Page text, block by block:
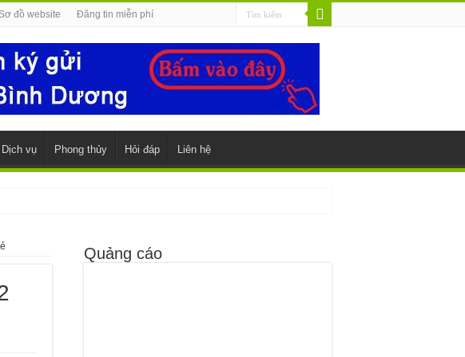
Sơ đồ website Đăng tin miễn phí
Dịch vụ Phong thủy Hỏi đáp Liên hệ
Quảng cáo